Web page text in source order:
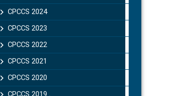
CPCCS 2024
CPCCS 2023
CPCCS 2022
CPCCS 2021
CPCCS 2020
CPCCS 2019 .